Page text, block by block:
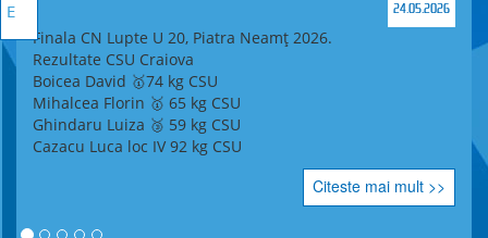
24.05.2026
Finala CN Lupte U 20, Piatra Neamț 2026.
Rezultate CSU Craiova
Boicea David 🥇74 kg CSU
Mihalcea Florin 🥇 65 kg CSU
Ghindaru Luiza 🥉 59 kg CSU
Cazacu Luca loc IV 92 kg CSU
Citeste mai mult >>
E